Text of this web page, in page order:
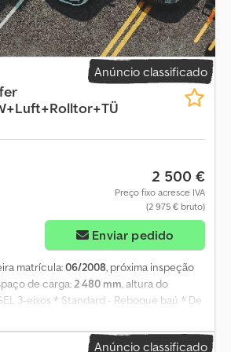
Anúncio classificado
2 500 €
Preço fixo acresce IVA
(2 975 € bruto)
Enviar pedido
matrícula:06/2008, próxima inspeção
de carga:2 480 mm, altura do
3-eixos * Standard - Reboque baú * De
* Porta de enrolar traseira * Pneus:
com inscrição, chassi preto * etc.
Anúncio classificado